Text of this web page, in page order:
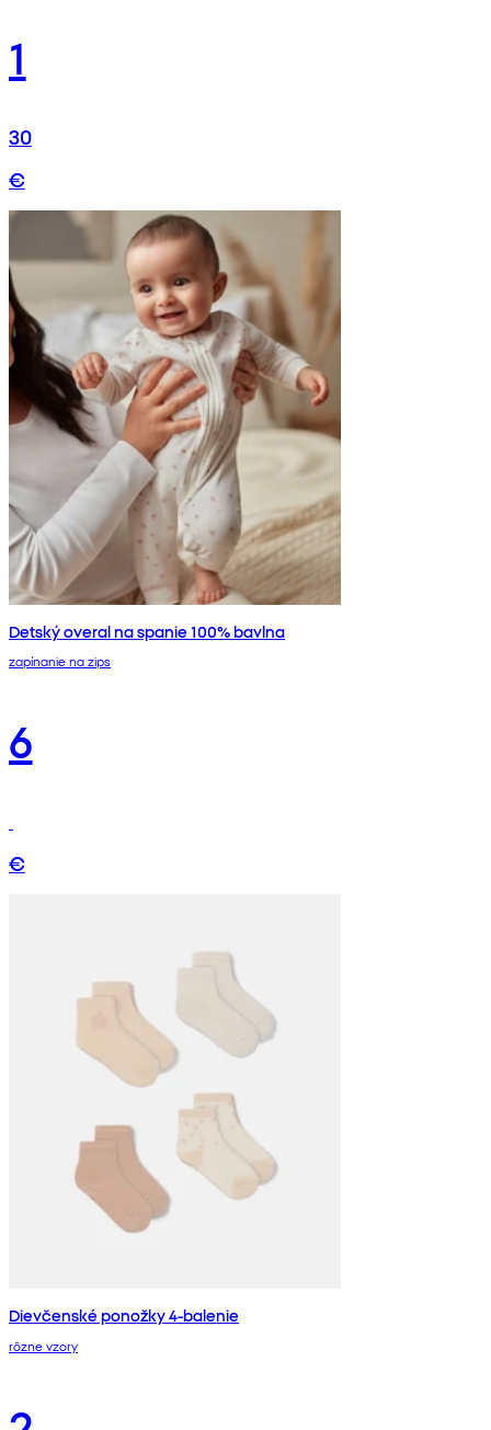
1
30
€
Detský overal na spanie 100% bavlna
zapínanie na zips
6
€
Dievčenské ponožky 4-balenie
rôzne vzory